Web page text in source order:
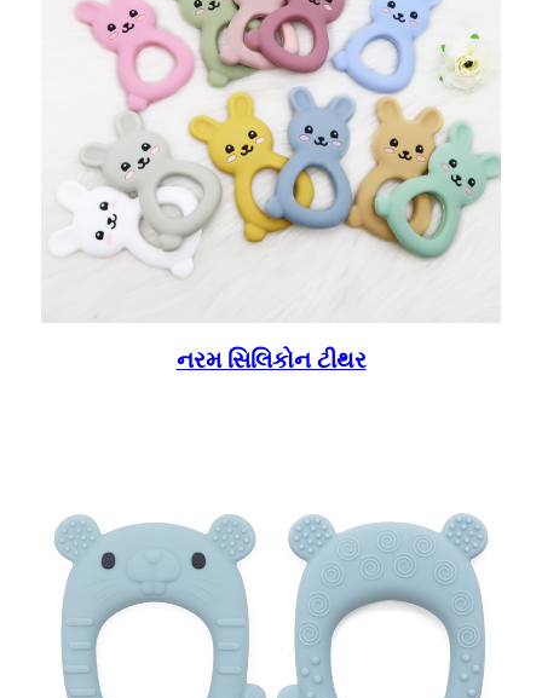
નરમ સિલિકોન ટીથર